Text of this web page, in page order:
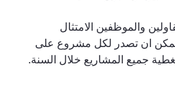
والموظفين الامتثال
ان تصدر لكل مشروع على
جميع المشاريع خلال السنة.